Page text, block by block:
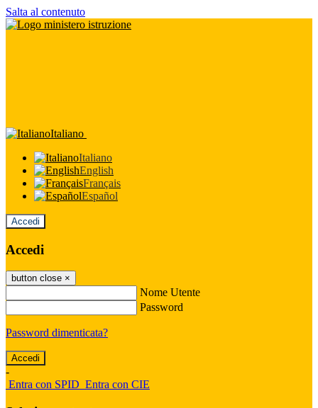
Salta al contenuto
Italiano
Italiano
English
Français
Español
Accedi
Accedi
button close ×
Nome Utente
Password
Password dimenticata?
-
Entra con SPID Entra con CIE